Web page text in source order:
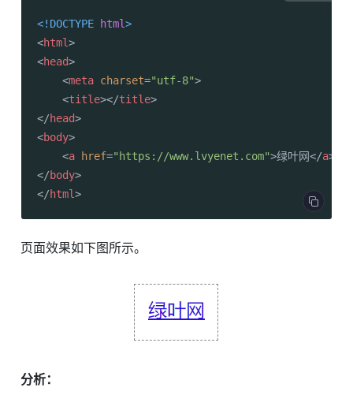
<!DOCTYPE html>
<html>
<head>
<meta charset="utf-8">
<title></title>
</head>
<body>
<a href="https://www.lvyenet.com">绿叶网</a>
</body>
</html>
页面效果如下图所示。
分析：